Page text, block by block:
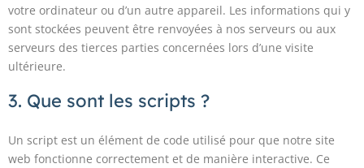
votre ordinateur ou d’un autre appareil. Les informations qui y
sont stockées peuvent être renvoyées à nos serveurs ou aux
serveurs des tierces parties concernées lors d’une visite
ultérieure.
3. Que sont les scripts ?
Un script est un élément de code utilisé pour que notre site
web fonctionne correctement et de manière interactive. Ce